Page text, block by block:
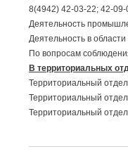
8(4942) 42-03-22; 42-
Деятельность
Деятельность в
По вопросам
В территориальных
Территориальный
Территориальный
Территориальный